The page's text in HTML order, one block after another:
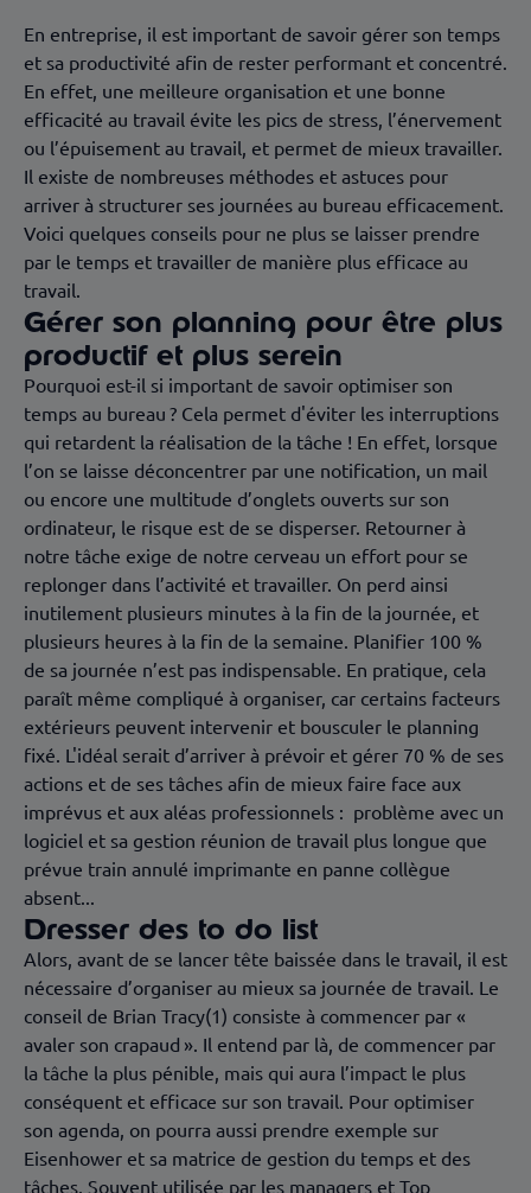
En entreprise, il est important de savoir gérer son temps
et sa productivité afin de rester performant et concentré.
En effet, une meilleure organisation et une bonne
efficacité au travail évite les pics de stress, l’énervement
ou l’épuisement au travail, et permet de mieux travailler.
Il existe de nombreuses méthodes et astuces pour
arriver à structurer ses journées au bureau efficacement.
Voici quelques conseils pour ne plus se laisser prendre
par le temps et travailler de manière plus efficace au
travail.
Gérer son planning pour être plus
productif et plus serein
Pourquoi est-il si important de savoir optimiser son
temps au bureau ? Cela permet d'éviter les interruptions
qui retardent la réalisation de la tâche ! En effet, lorsque
l’on se laisse déconcentrer par une notification, un mail
ou encore une multitude d’onglets ouverts sur son
ordinateur, le risque est de se disperser. Retourner à
notre tâche exige de notre cerveau un effort pour se
replonger dans l’activité et travailler. On perd ainsi
inutilement plusieurs minutes à la fin de la journée, et
plusieurs heures à la fin de la semaine. Planifier 100 %
de sa journée n’est pas indispensable. En pratique, cela
paraît même compliqué à organiser, car certains facteurs
extérieurs peuvent intervenir et bousculer le planning
fixé. L'idéal serait d’arriver à prévoir et gérer 70 % de ses
actions et de ses tâches afin de mieux faire face aux
imprévus et aux aléas professionnels : problème avec un
logiciel et sa gestion réunion de travail plus longue que
prévue train annulé imprimante en panne collègue
absent...
Dresser des to do list
Alors, avant de se lancer tête baissée dans le travail, il est
nécessaire d’organiser au mieux sa journée de travail. Le
conseil de Brian Tracy(1) consiste à commencer par «
avaler son crapaud ». Il entend par là, de commencer par
la tâche la plus pénible, mais qui aura l’impact le plus
conséquent et efficace sur son travail. Pour optimiser
son agenda, on pourra aussi prendre exemple sur
Eisenhower et sa matrice de gestion du temps et des
tâches. Souvent utilisée par les managers et Top